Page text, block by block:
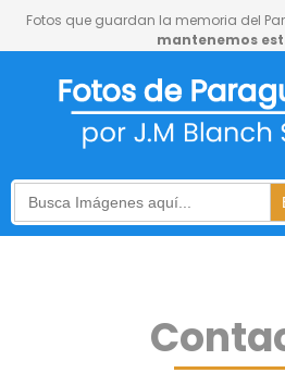
Fotos que guardan la memoria del
mantenemos
Search
for: